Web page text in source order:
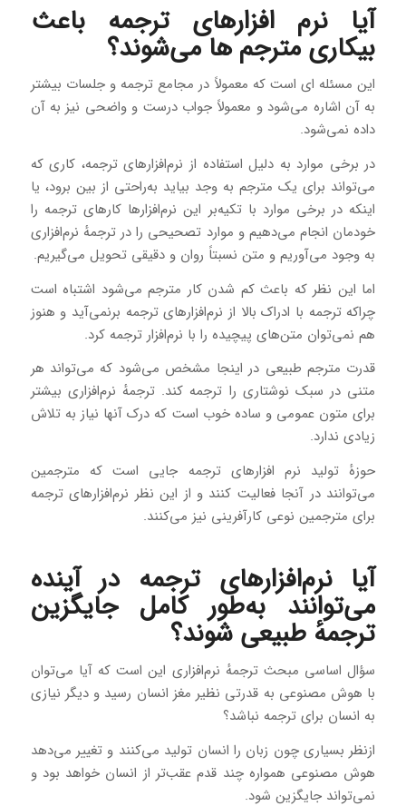
آیا نرم‌ افزارهای ترجمه باعث
بیکاری مترجم ها می‌شوند؟
این مسئله ای است که معمولاً در مجامع ترجمه و جلسات بیشتر
به آن اشاره می‌شود و معمولاً جواب درست و واضحی نیز به آن
داده نمی‌شود.
در برخی موارد به دلیل استفاده از نرم‌افزارهای ترجمه، کاری که
می‌تواند برای یک مترجم به وجد بیاید به‌راحتی از بین برود،‌ یا
اینکه در برخی موارد با تکیه‌بر این نرم‌افزارها کارهای ترجمه را
خودمان انجام می‌دهیم و موارد تصحیحی را در ترجمهٔ نرم‌افزاری
به وجود می‌آوریم و متن نسبتاً روان و دقیقی تحویل می‌گیریم.
اما این نظر که باعث کم شدن کار مترجم می‌شود اشتباه است
چراکه ترجمه با ادراک بالا از نرم‌افزارهای ترجمه برنمی‌آید و هنوز
هم نمی‌توان متن‌های پیچیده را با نرم‌افزار ترجمه کرد.
قدرت مترجم طبیعی در اینجا مشخص می‌شود که می‌تواند هر
متنی در سبک نوشتاری را ترجمه کند. ترجمهٔ نرم‌افزاری بیشتر
برای متون عمومی و ساده خوب است که درک آنها نیاز به تلاش
زیادی ندارد.
حوزهٔ تولید نرم‌ افزارهای ترجمه جایی است که مترجمین
می‌توانند در آنجا فعالیت کنند و از این نظر نرم‌افزارهای ترجمه
برای مترجمین نوعی کارآفرینی نیز می‌کنند.
آیا نرم‌افزارهای ترجمه در آینده
می‌توانند به‌طور کامل جایگزین
ترجمه طبیعی شوند؟
سؤال اساسی مبحث ترجمهٔ نرم‌افزاری این است که آیا می‌توان
با هوش مصنوعی به قدرتی نظیر مغز انسان رسید و دیگر نیازی
به انسان برای ترجمه نباشد؟
ازنظر بسیاری چون زبان را انسان تولید می‌کنند و تغییر می‌دهد
هوش مصنوعی همواره چند قدم عقب‌تر از انسان خواهد بود و
نمی‌تواند جایگزین شود.